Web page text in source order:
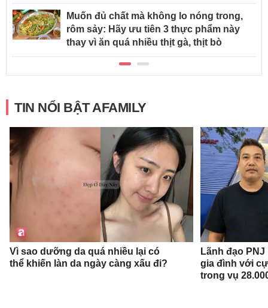
Muốn đủ chất mà không lo nóng trong,
rôm sảy: Hãy ưu tiên 3 thực phẩm này
thay vì ăn quá nhiều thịt gà, thịt bò
TIN NỔI BẬT AFAMILY
Vì sao dưỡng da quá nhiều lại có
thể khiến làn da ngày càng xấu đi?
Lãnh đạo
gia đình với
trong vụ